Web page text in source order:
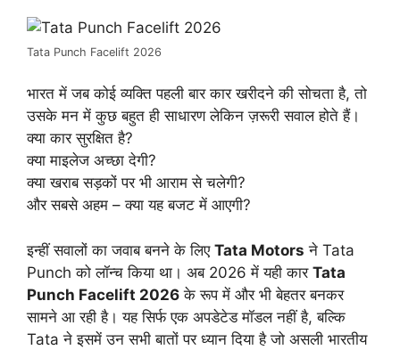
Tata Punch Facelift 2026
भारत में जब कोई व्यक्ति पहली बार कार खरीदने की सोचता है, तो
उसके मन में कुछ बहुत ही साधारण लेकिन ज़रूरी सवाल होते हैं।
क्या कार सुरक्षित है?
क्या माइलेज अच्छा देगी?
क्या खराब सड़कों पर भी आराम से चलेगी?
और सबसे अहम – क्या यह बजट में आएगी?
इन्हीं सवालों का जवाब बनने के लिए Tata Motors ने Tata
Punch को लॉन्च किया था। अब 2026 में यही कार Tata
Punch Facelift 2026 के रूप में और भी बेहतर बनकर
सामने आ रही है। यह सिर्फ एक अपडेटेड मॉडल नहीं है, बल्कि
Tata ने इसमें उन सभी बातों पर ध्यान दिया है जो असली भारतीय